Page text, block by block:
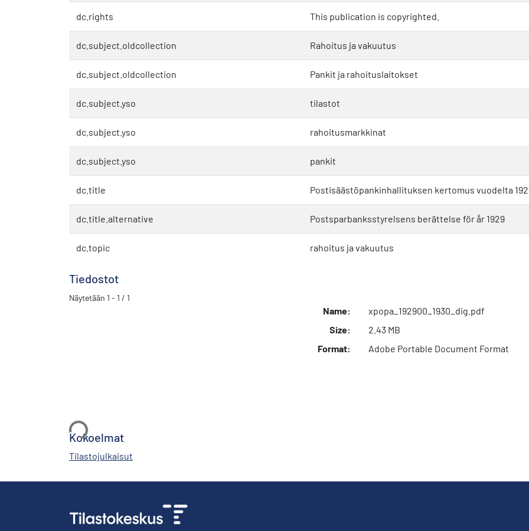
dc.rights This publication is copyrighted.
dc.subject.oldcollection Rahoitus ja vakuutus
dc.subject.oldcollection Pankit ja rahoituslaitokset
dc.subject.yso tilastot
dc.subject.yso rahoitusmarkkinat
dc.subject.yso pankit
dc.title Postisäästöpankinhallituksen kertomus vuodelta
dc.title.alternative Postsparbanksstyrelsens berättelse för år 1929
dc.topic rahoitus ja vakuutus
Tiedostot
Näytetään 1 - 1 / 1
Ladataan...
Name:
xpopa_192900_1930_dig.pdf
Size:
2.43 MB
Format:
Adobe Portable Document Format
Kokoelmat
Tilastojulkaisut